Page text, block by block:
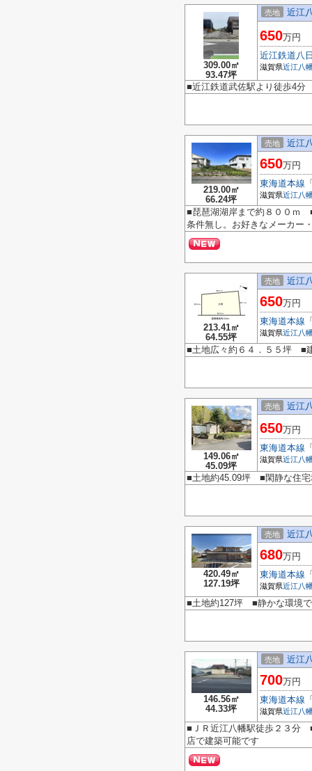
309.00㎡
93.47坪
売地 近江
650万円
近江鉄道八
滋賀県近江八
■近江鉄道武佐駅より徒歩4
219.00㎡
66.24坪
売地 近江
650万円
東海道本線
滋賀県近江八
■琵琶湖湖岸まで約８００
条件無し。お好きなメーカー
213.41㎡
64.55坪
売地 近江
650万円
東海道本線
滋賀県近江八
■土地広々約６４．５５坪 ■
149.06㎡
45.09坪
売地 近江
650万円
東海道本線
滋賀県近江八
■土地約45.09坪 ■閑静な住
420.49㎡
127.19坪
売地 近江
680万円
東海道本線
滋賀県近江八
■土地約127坪 ■静かな環境
146.56㎡
44.33坪
売地 近江
700万円
東海道本線
滋賀県近江八
■ＪＲ近江八幡駅徒歩２３分
店で建築可能です